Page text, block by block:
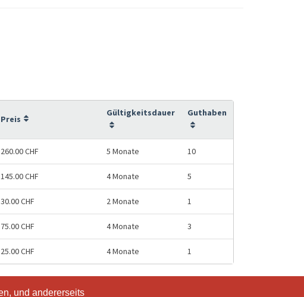
und andererseits
und andererseits
Preis
Gültigkeitsdauer Guthaben
260.00 CHF 5 Monate 10
145.00 CHF 4 Monate 5
30.00 CHF 2 Monate 1
75.00 CHF 4 Monate 3
25.00 CHF 4 Monate 1